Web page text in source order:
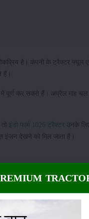
है। कंपनी के ट्रैक्टर
हैं।
कर सकते हैं। अप्रैल माह चल
इंडो फार्म 1026 ट्रैक्टर उनके
इंजन देखने को मिल जाता है।
है, जो 26 एचपी पावर उत्पन्न
से 2700 आरपीएम जनरेट